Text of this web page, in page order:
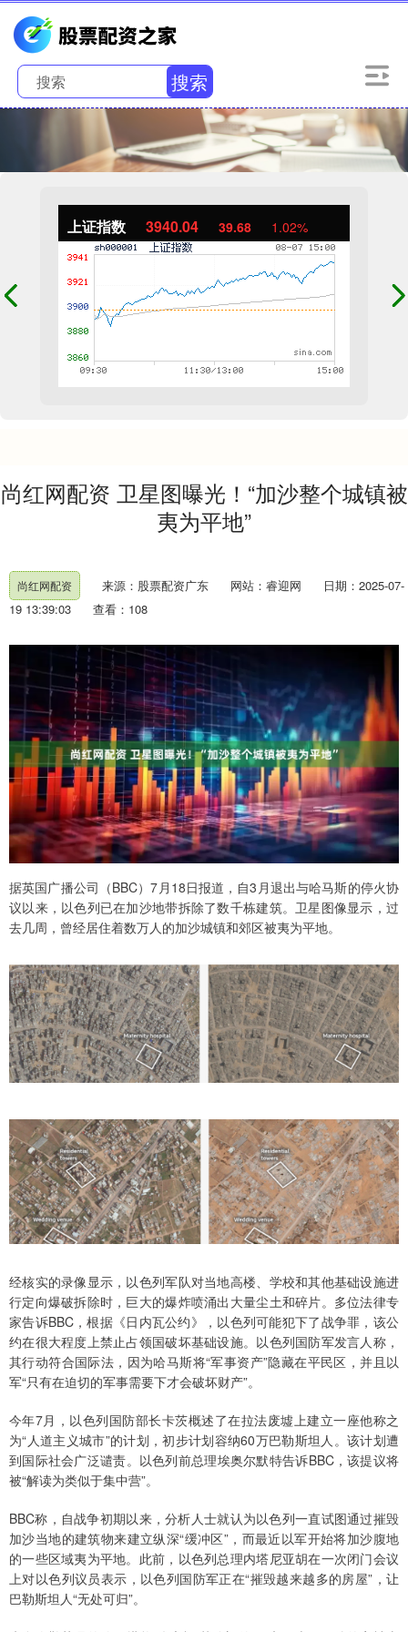
搜索
上证指数 3940.04 39.68 1.02%
尚红网配资 卫星图曝光！“加沙整个城镇被
夷为平地”
尚红网配资 来源：股票配资广东 网站：睿迎网
日期：2025-07-
19 13:39:03
查看：108
据英国广播公司（BBC）7月18日报道，自3月退出与哈马斯的停火协
议以来，以色列已在加沙地带拆除了数千栋建筑。卫星图像显示，过
去几周，曾经居住着数万人的加沙城镇和郊区被夷为平地。
经核实的录像显示，以色列军队对当地高楼、学校和其他基础设施进
行定向爆破拆除时，巨大的爆炸喷涌出大量尘土和碎片。多位法律专
家告诉BBC，根据《日内瓦公约》，以色列可能犯下了战争罪，该公
约在很大程度上禁止占领国破坏基础设施。以色列国防军发言人称，
其行动符合国际法，因为哈马斯将“军事资产”隐藏在平民区，并且以
军“只有在迫切的军事需要下才会破坏财产”。
今年7月，以色列国防部长卡茨概述了在拉法废墟上建立一座他称之
为“人道主义城市”的计划，初步计划容纳60万巴勒斯坦人。该计划遭
到国际社会广泛谴责。以色列前总理埃奥尔默特告诉BBC，该提议将
被“解读为类似于集中营”。
BBC称，自战争初期以来，分析人士就认为以色列一直试图通过摧毁
加沙当地的建筑物来建立纵深“缓冲区”，而最近以军开始将加沙腹地
的一些区域夷为平地。此前，以色列总理内塔尼亚胡在一次闭门会议
上对以色列议员表示，以色列国防军正在“摧毁越来越多的房屋”，让
巴勒斯坦人“无处可归”。